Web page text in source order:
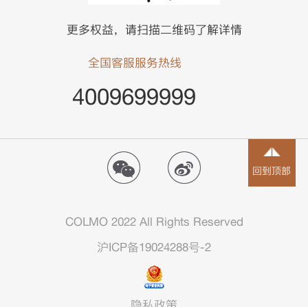
全国客服服务热线
4009699999
更多权益，请扫描二维码了解详情
回到顶部
COLMO 2022 All Rights Reserved
沪ICP备19024288号-2